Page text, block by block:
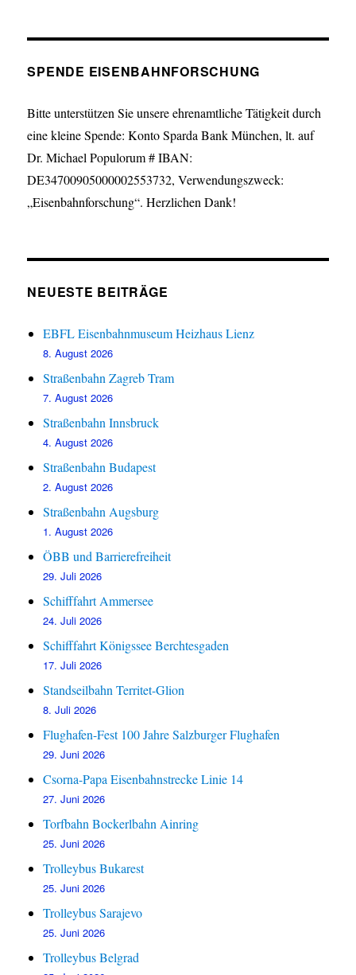
SPENDE EISENBAHNFORSCHUNG
Bitte unterstützen Sie unsere ehrenamtliche Tätigkeit durch
eine kleine Spende: Konto Sparda Bank München, lt. auf
Dr. Michael Populorum # IBAN:
DE34700905000002553732, Verwendungszweck:
„Eisenbahnforschung“. Herzlichen Dank!
NEUESTE BEITRÄGE
EBFL Eisenbahnmuseum Heizhaus Lienz
8. August 2026
Straßenbahn Zagreb Tram
7. August 2026
Straßenbahn Innsbruck
4. August 2026
Straßenbahn Budapest
2. August 2026
Straßenbahn Augsburg
1. August 2026
ÖBB und Barrierefreiheit
29. Juli 2026
Schifffahrt Ammersee
24. Juli 2026
Schifffahrt Königssee Berchtesgaden
17. Juli 2026
Standseilbahn Territet-Glion
8. Juli 2026
Flughafen-Fest 100 Jahre Salzburger Flughafen
29. Juni 2026
Csorna-Papa Eisenbahnstrecke Linie 14
27. Juni 2026
Torfbahn Bockerlbahn Ainring
25. Juni 2026
Trolleybus Bukarest
25. Juni 2026
Trolleybus Sarajevo
25. Juni 2026
Trolleybus Belgrad